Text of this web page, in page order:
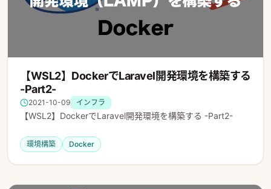
【WSL2】DockerでLaravel開発環境を構築する
-Part2-
2021-10-09 インフラ
【WSL2】DockerでLaravel開発環境を構築する -Part2-
環境構築 Docker